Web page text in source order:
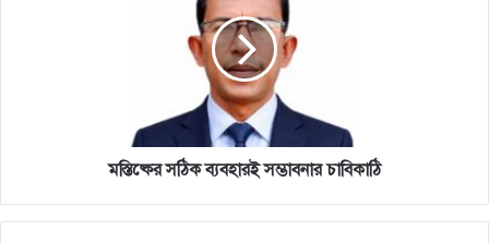
মস্তিষ্কের সঠিক ব্যবহারই সম্ভাবনার চাবিকাঠি